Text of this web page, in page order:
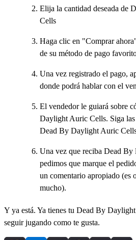
Elija la cantidad deseada de
Cells
Haga clic en "Comprar
de su método de pago
Una vez registrado el pago,
donde podrá hablar con el
El vendedor le guiará sobre
Daylight Auric Cells. Siga
Dead By Daylight Auric
Una vez que reciba Dead
pedimos que marque el
un comentario apropiado (es
mucho).
Y ya está. Ya tienes tu Dead By
seguir jugando como te gusta.